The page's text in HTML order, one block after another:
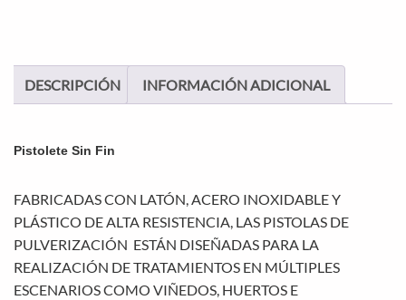
DESCRIPCIÓN INFORMACIÓN ADICIONAL
Pistolete Sin Fin
FABRICADAS CON LATÓN, ACERO INOXIDABLE Y
PLÁSTICO DE ALTA RESISTENCIA, LAS PISTOLAS DE
PULVERIZACIÓN ESTÁN DISEÑADAS PARA LA
REALIZACIÓN DE TRATAMIENTOS EN MÚLTIPLES
ESCENARIOS COMO VIÑEDOS, HUERTOS E